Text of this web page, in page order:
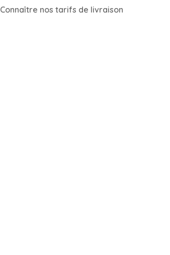
Connaître nos tarifs de livraison